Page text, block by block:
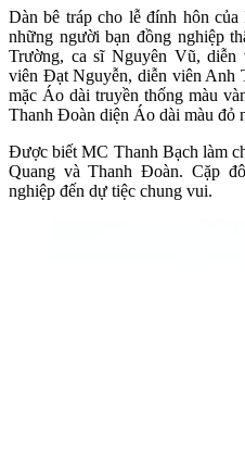
Dàn bê tráp cho lễ đính hôn
những người bạn đồng nghiệp
Trường, ca sĩ Nguyên Vũ, diễn
viên Đạt Nguyễn, diễn viên Anh
mặc Áo dài truyền thống màu
Thanh Đoàn diện Áo dài màu đỏ
Được biết MC Thanh Bạch làm
Quang và Thanh Đoàn. Cặp
nghiệp đến dự tiệc chung vui.